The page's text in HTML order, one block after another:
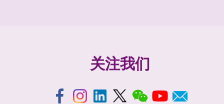
关注我们